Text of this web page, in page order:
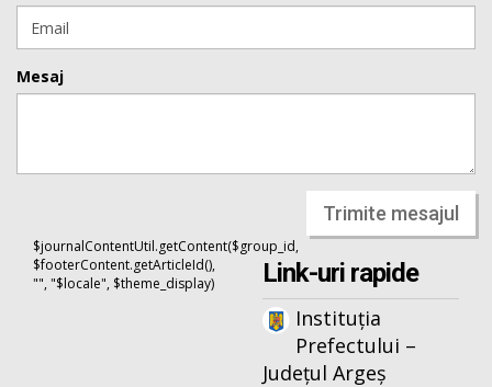
Mesaj
Trimite mesajul
$journalContentUtil.getContent($group_id,
$footerContent.getArticleId(),
"", "$locale", $theme_display)
Link-uri rapide
Instituția
Prefectului –
Județul Argeș